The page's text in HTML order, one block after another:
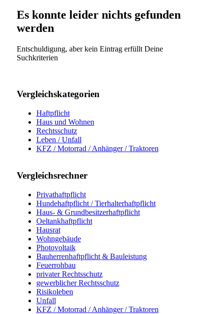
Es konnte leider nichts gefunden
werden
Entschuldigung, aber kein Eintrag erfüllt Deine
Suchkriterien
Vergleichskategorien
Haftpflicht
Haus und Wohnen
Rechtsschutz
Leben / Unfall
KFZ / Motorrad / Anhänger / Traktoren
Vergleichsrechner
Privathaftpflicht
Hundehaftpflicht / Tierhalterhaftpflicht
Haus- & Grundbesitzerhaftpflicht
Oeltankhaftpflicht
Hausrat
Wohngebäude
Photovoltaik
Bauherrenhaftpflicht & Bauleistung
Feuerrohbau
privater Rechtsschutz
gewerblicher Rechtsschutz
Risikoleben
Unfall
KFZ / Motorrad / Anhänger / Traktoren